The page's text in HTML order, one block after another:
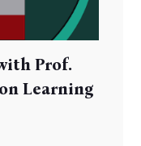
Prof.
Learning